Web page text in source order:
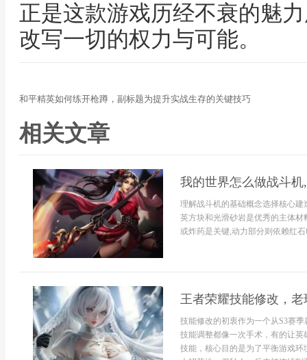
正是这款游戏历经不衰的魅
改写一切的权力与可能。
和平精英如何练开枪蹲，副标题为提升实战生存的关键技巧
相关文章
我的世界怎么做战斗
理解战斗机的基础概念选择核心
英方块和光滑砂岩是优秀的主体
或炸药是关键,动力部分则依赖红石
王者荣耀技能修改，
技能修改的初衷作为一个从S3赛
技能调整都像一次手术，有的让
技能，核心目的是为了平衡游戏